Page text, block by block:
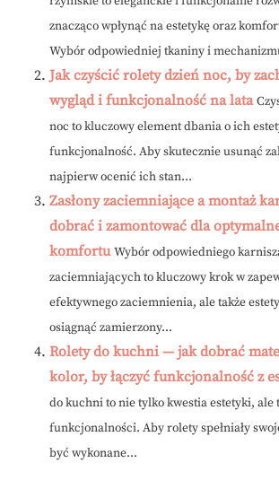
znacząco wpłynąć na estetykę oraz
Wybór odpowiedniej tkaniny i
Jak czyścić rolety dzień noc, by
wygląd i funkcjonalność na lata
noc to kluczowy element dbania o ich
funkcjonalność. Aby skutecznie usunąć
najpierw ocenić ich stan...
Zasłony zaciemniające a montaż
dobrać i zamontować dla
komfortu Wybór odpowiedniego
zaciemniających to kluczowy krok w
efektywnego zaciemnienia, ale także
osiągnąć zamierzony...
Rolety do kuchni — jak dobrać
kolor, by łączyć funkcjonalność z
do kuchni to nie tylko kwestia estetyki, ale
funkcjonalności. Aby rolety spełniały
być wykonane...